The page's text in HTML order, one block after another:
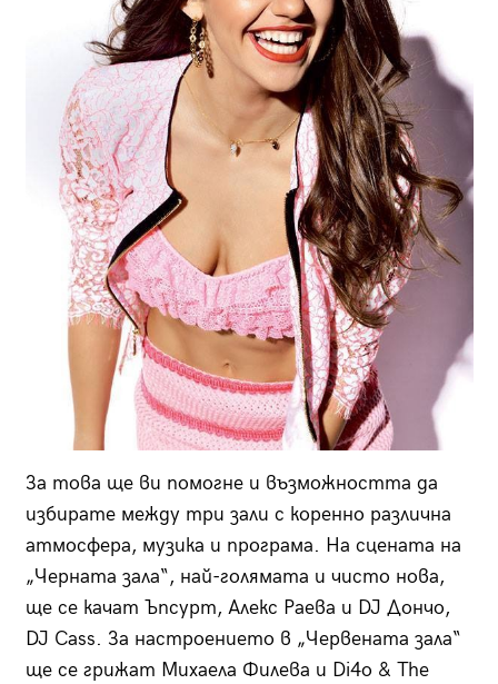
За това ще ви помогне и възможността да
избирате между три зали с коренно различна
атмосфера, музика и програма. На сцената на
„Черната зала“, най-голямата и чисто нова,
ще се качат Ъпсурт, Алекс Раева и DJ Дончо,
DJ Cass. За настроението в „Червената зала“
ще се грижат Михаела Филева и Di4o & The